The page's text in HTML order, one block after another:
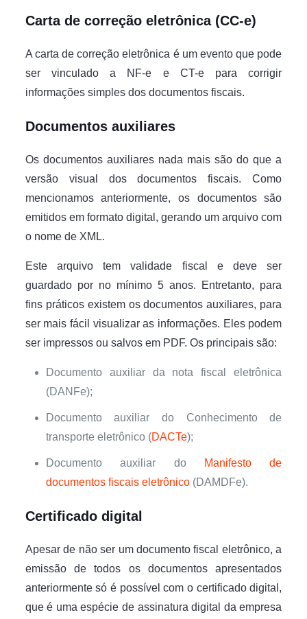
Carta de correção eletrônica (CC-e)
A carta de correção eletrônica é um evento que pode
ser vinculado a NF-e e CT-e para corrigir
informações simples dos documentos fiscais.
Documentos auxiliares
Os documentos auxiliares nada mais são do que a
versão visual dos documentos fiscais. Como
mencionamos anteriormente, os documentos são
emitidos em formato digital, gerando um arquivo com
o nome de XML.
Este arquivo tem validade fiscal e deve ser
guardado por no mínimo 5 anos. Entretanto, para
fins práticos existem os documentos auxiliares, para
ser mais fácil visualizar as informações. Eles podem
ser impressos ou salvos em PDF. Os principais são:
Documento auxiliar da nota fiscal eletrônica
(DANFe);
Documento auxiliar do Conhecimento de
transporte eletrônico (DACTe);
Documento auxiliar doManifesto de
documentos fiscais eletrônico(DAMDFe).
Certificado digital
Apesar de não ser um documento fiscal eletrônico, a
emissão de todos os documentos apresentados
anteriormente só é possível com o certificado digital,
que é uma espécie de assinatura digital da empresa